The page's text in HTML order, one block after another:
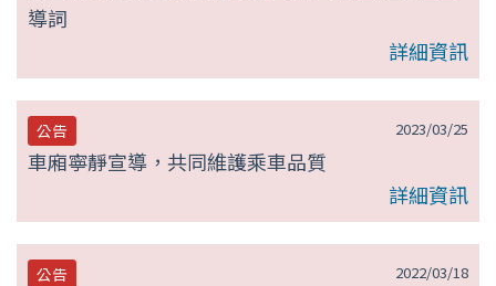
導詞
詳細資訊
2023/03/25
公告
車廂寧靜宣導，共同維護乘車品質
詳細資訊
2022/03/18
公告